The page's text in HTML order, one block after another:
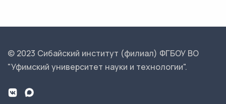
© 2023 Сибайский институт (филиал) ФГБОУ ВО
"Уфимский университет науки и технологии".